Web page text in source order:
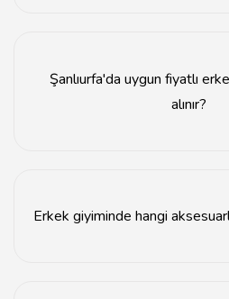
Şanlıurfa'da uygun fiyatlı
alınır?
Erkek giyiminde hangi